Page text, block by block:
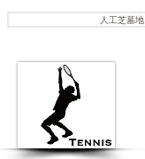
人工芝墓